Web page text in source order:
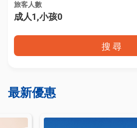
旅客人數
成人1,小孩0
搜 尋
最新優惠